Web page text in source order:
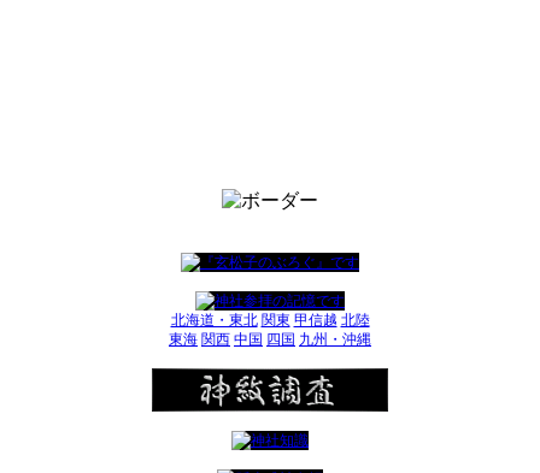
北海道・東北 関東 甲信越 北陸
東海 関西 中国 四国 九州・沖縄